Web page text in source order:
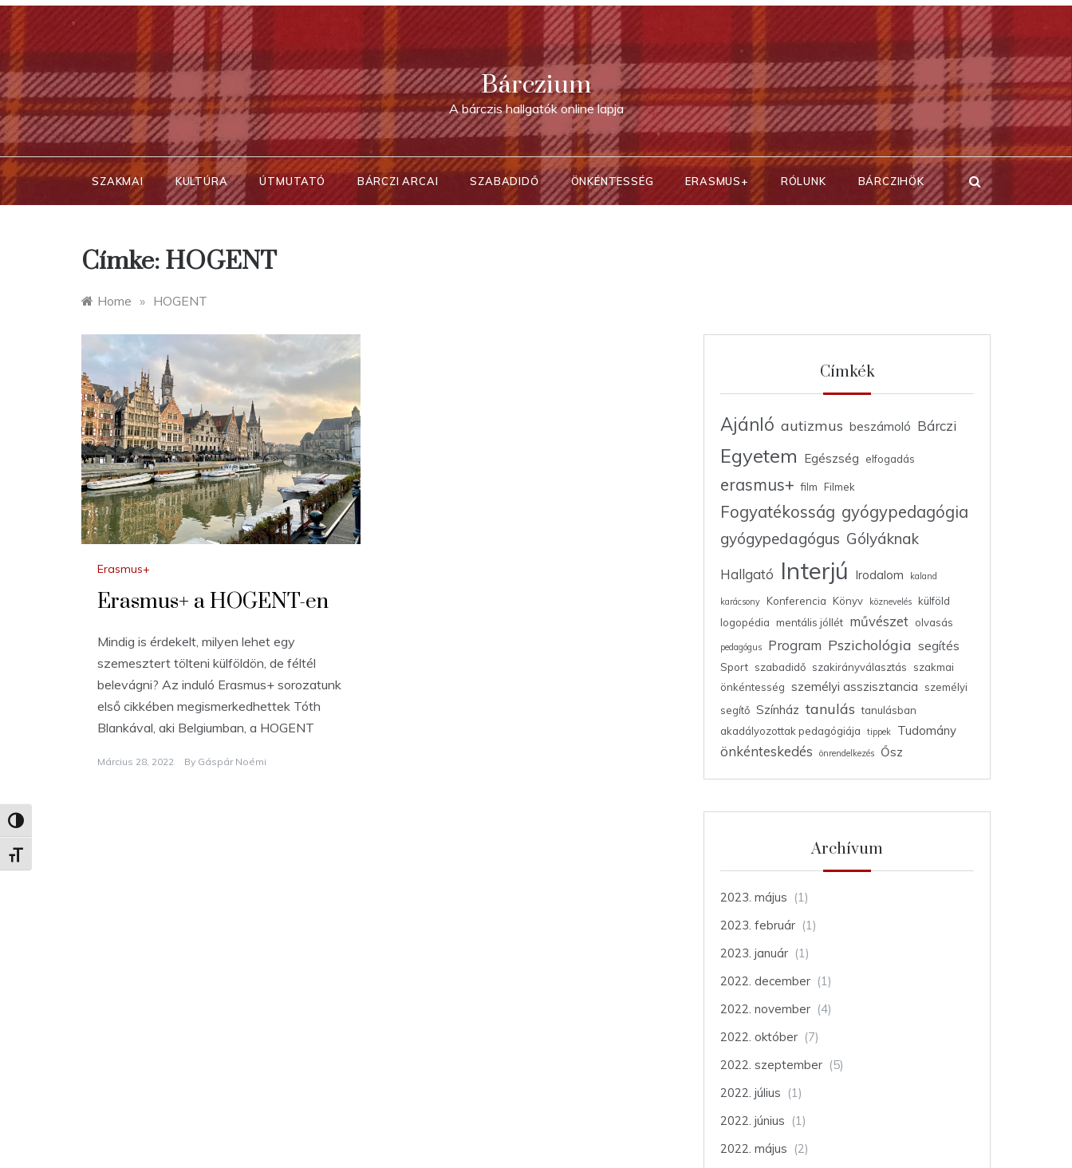
Nagy kontraszt váltása
Betűméret váltása
Skip
content
Bárczium
A bárczis hallgatók online lapja
SZAKMAI KULTÚRA ÚTMUTATÓ BÁRCZI ARCAI SZABADIDŐ ÖNKÉNTESSÉG ERASMUS+ RÓLUNK BÁRCZIHÖK
Címke: HOGENT
Home » HOGENT
Erasmus+
Erasmus+ a HOGENT-en
Mindig is érdekelt, milyen lehet egy
szemesztert tölteni külföldön, de féltél
belevágni? Az induló Erasmus+ sorozatunk
első cikkében megismerkedhettek Tóth
Blankával, aki Belgiumban, a HOGENT
Március 28, 2022 By Gáspár Noémi
Címkék
Ajánló autizmus beszámoló Bárczi
Egyetem Egészség elfogadás
erasmus+ film Filmek
Fogyatékosság gyógypedagógia
gyógypedagógus Gólyáknak
Hallgató Interjú Irodalom kaland
karácsony Konferencia Könyv köznevelés
külföld
logopédia mentális jóllét művészet olvasás
pedagógus Program Pszichológia segítés
Sport szabadidő szakirányválasztás
szakmai
önkéntesség személyi asszisztancia
személyi
segítő Színház tanulás tanulásban
akadályozottak pedagógiája
tippek Tudomány
önkénteskedés önrendelkezés Ősz
Archívum
2023. május (1)
2023. február (1)
2023. január (1)
2022. december (1)
2022. november (4)
2022. október (7)
2022. szeptember (5)
2022. július (1)
2022. június (1)
2022. május (2)